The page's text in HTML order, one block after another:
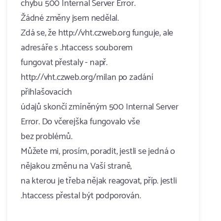
chybu 500 Internal Server Error.
Žádné změny jsem nedělal.
Zdá se, že http://vht.czweb.org funguje, ale
adresáře s .htaccess souborem
fungovat přestaly - např.
http://vht.czweb.org/milan po zadání
přihlašovacích
údajů skončí zmíněným 500 Internal Server
Error. Do včerejška fungovalo vše
bez problémů.
Můžete mi, prosím, poradit, jestli se jedná o
nějakou změnu na Vaší straně,
na kterou je třeba nějak reagovat, příp. jestli
.htaccess přestal být podporován.